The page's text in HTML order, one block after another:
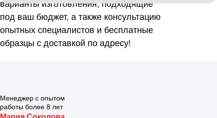
варианты изготовления, подходящие
под ваш бюджет, а также консультацию
опытных специалистов и бесплатные
образцы с доставкой по адресу!
Менеджер с опытом
работы более 8 лет